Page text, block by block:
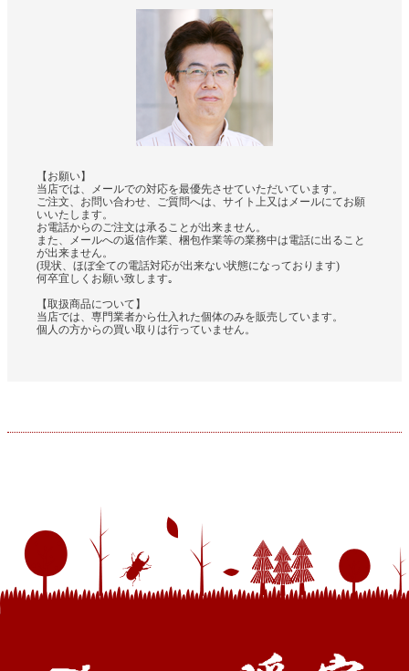
【お願い】
当店では、メールでの対応を最優先させていただいています。
ご注文、お問い合わせ、ご質問へは、サイト上又はメールにてお願
いいたします。
お電話からのご注文は承ることが出来ません。
また、メールへの返信作業、梱包作業等の業務中は電話に出ること
が出来ません。
(現状、ほぼ全ての電話対応が出来ない状態になっております)
何卒宜しくお願い致します｡
【取扱商品について】
当店では、専門業者から仕入れた個体のみを販売しています。
個人の方からの買い取りは行っていません。